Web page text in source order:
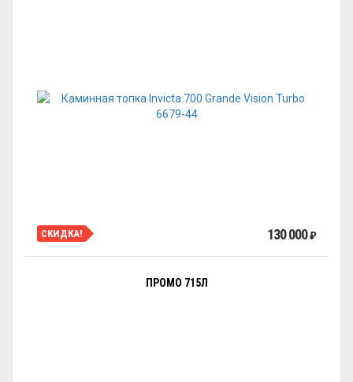
СКИДКА! 130 000₽
ПРОМО 715Л